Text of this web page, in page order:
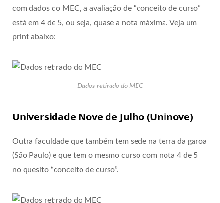
com dados do MEC, a avaliação de “conceito de curso”
está em 4 de 5, ou seja, quase a nota máxima. Veja um
print abaixo:
Dados retirado do MEC
Universidade Nove de Julho (Uninove)
Outra faculdade que também tem sede na terra da garoa
(São Paulo) e que tem o mesmo curso com nota 4 de 5
no quesito “conceito de curso”.